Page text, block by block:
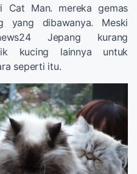
Cat Man. mereka gemas
yang dibawanya. Meski
Jepang kurang
kucing lainnya untuk
seperti itu.